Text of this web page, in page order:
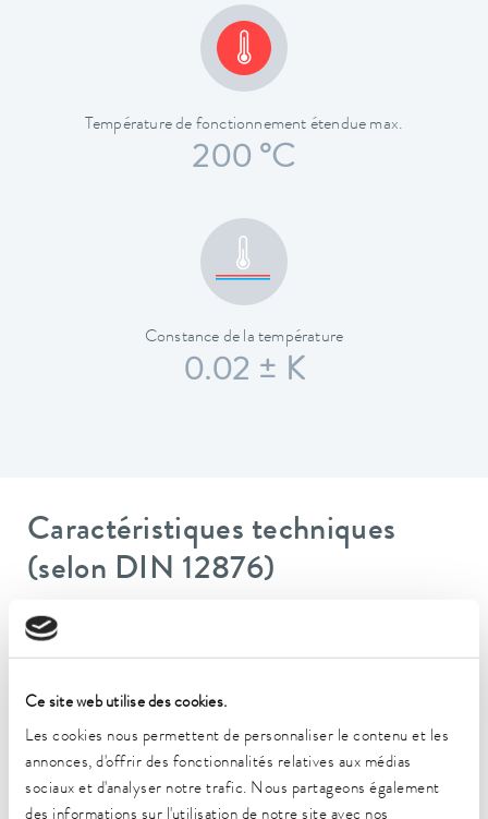
Ce site web utilise des cookies.
Les cookies nous permettent de personnaliser le contenu et les
annonces, d'offrir des fonctionnalités relatives aux médias
sociaux et d'analyser notre trafic. Nous partageons également
Température de fonctionnement étendue max.
200 °C
Constance de la température
0.02 ± K
Caractéristiques techniques
(selon DIN 12876)
Plage de température de fonctionnement
-50 ... 200 °C
Plage de température ambiante
5 ... 40 °C
Constance de la température
0.02 ± K